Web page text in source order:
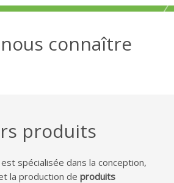
connaître
produits
spécialisée dans la conception,
la production de produits